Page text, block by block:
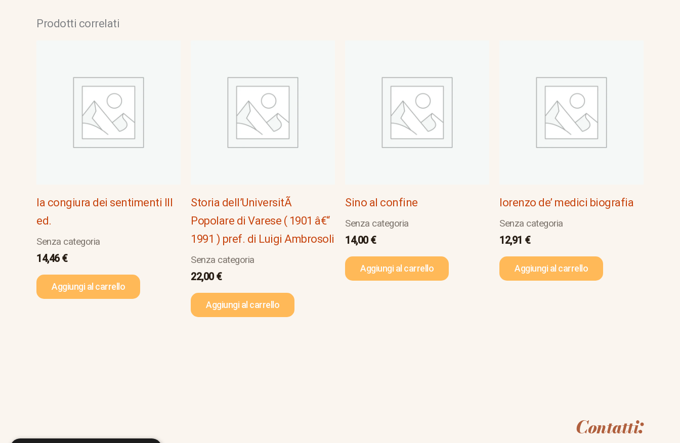
Prodotti correlati
la congiura dei sentimenti III
ed.
Senza categoria
14,46€
Aggiungi al carrello
Storia dell’UniversitÃ
Popolare di Varese ( 1901 â€“
1991 ) pref. di Luigi Ambrosoli
Senza categoria
22,00€
Aggiungi al carrello
Sino al confine
Senza categoria
14,00€
Aggiungi al carrello
lorenzo de’ medici biografia
Senza categoria
12,91 €
Aggiungi al carrello
Contatti: